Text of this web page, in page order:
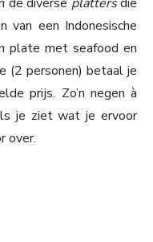
van een Indonesische
plate met seafood en
(2 personen) betaal je
prijs. Zo’n negen à
je ziet wat je ervoor
over.